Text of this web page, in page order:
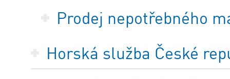
Prodej nepotřebného
Horská služba České